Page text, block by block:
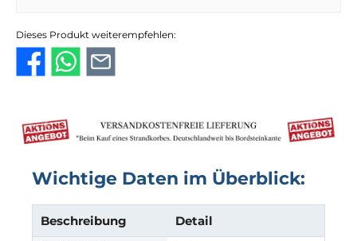
Dieses Produkt weiterempfehlen:
Wichtige Daten im Überblick:
Beschreibung
Detail